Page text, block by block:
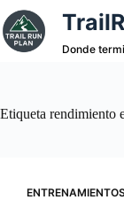
Saltar
al
contenido
Donde
Etiqueta rendimiento